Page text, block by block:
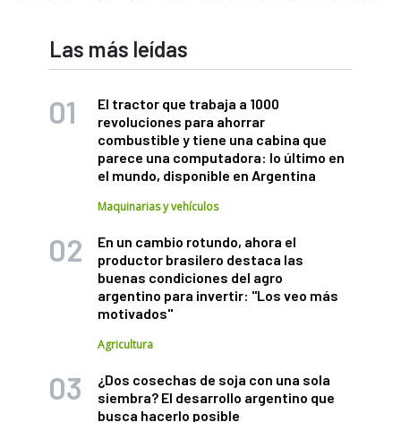
Las más leídas
El tractor que trabaja a 1000
revoluciones para ahorrar
combustible y tiene una cabina que
parece una computadora: lo último en
el mundo, disponible en Argentina
Maquinarias y vehículos
En un cambio rotundo, ahora el
productor brasilero destaca las
buenas condiciones del agro
argentino para invertir: "Los veo más
motivados"
Agricultura
¿Dos cosechas de soja con una sola
siembra? El desarrollo argentino que
busca hacerlo posible